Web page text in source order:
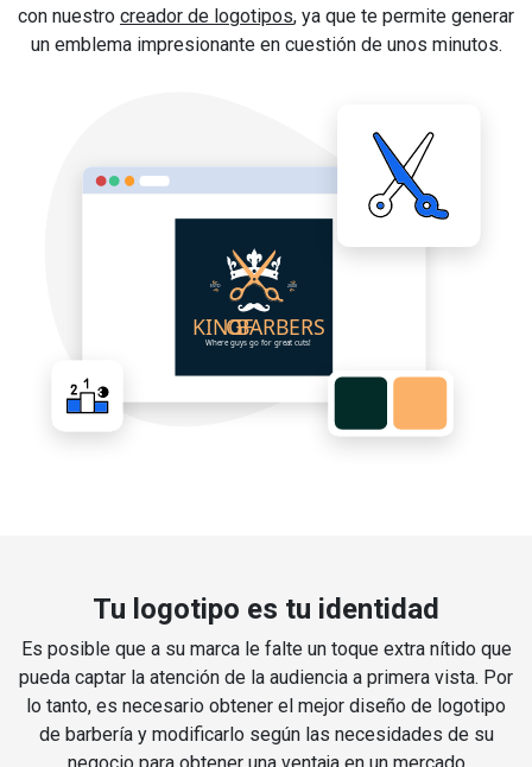
con nuestro creador de logotipos, ya que te permite generar
un emblema impresionante en cuestión de unos minutos.
Tu logotipo es tu identidad
Es posible que a su marca le falte un toque extra nítido que
pueda captar la atención de la audiencia a primera vista. Por
lo tanto, es necesario obtener el mejor diseño de logotipo
de barbería y modificarlo según las necesidades de su